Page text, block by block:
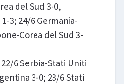
del Sud 3-0,
3; 24/6 Germania-
Corea del Sud 3-
6 Serbia-Stati Uniti
3-0; 23/6 Stati